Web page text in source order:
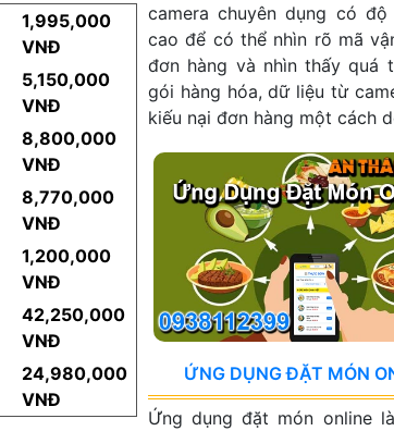
1,995,000
VNĐ
5,150,000
VNĐ
8,800,000
VNĐ
8,770,000
VNĐ
1,200,000
VNĐ
42,250,000
VNĐ
24,980,000
VNĐ
camera chuyên dụng có độ
cao để có thể nhìn rõ mã
đơn hàng và nhìn thấy quá
gói hàng hóa, dữ liệu từ
kiếu nại đơn hàng một cách
ỨNG DỤNG ĐẶT MÓN
Ứng dụng đặt món online